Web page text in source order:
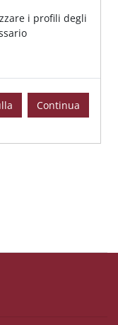
i profili degli
Continua